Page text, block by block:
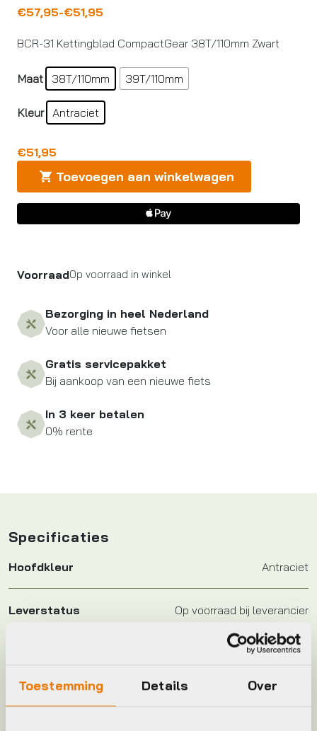
Toestemming Details Over
€51,95
-
€57,95
Prijsklasse:
tot
€57,95
BCR-31 Kettingblad CompactGear 38T/110mm Zwart
Maat 38T/110mm 39T/110mm
Kleur Antraciet
€51,95
Toevoegen aan winkelwagen
VoorraadOp voorraad in winkel
Bezorging in heel Nederland
Voor alle nieuwe fietsen
Gratis servicepakket
Bij aankoop van een nieuwe fiets
In 3 keer betalen
0% rente
Specificaties
Hoofdkleur Antraciet
Leverstatus Op voorraad bij leverancier
BBB
38T/110mm, 39T/110mm, 42T/110mm, 48T/110mm